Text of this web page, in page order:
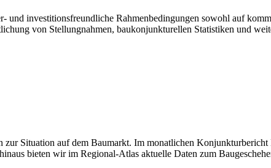
und investitionsfreundliche Rahmenbedingungen sowohl auf
von Stellungnahmen, baukonjunkturellen Statistiken und
zur Situation auf dem Baumarkt. Im monatlichen
bieten wir im Regional-Atlas aktuelle Daten zum